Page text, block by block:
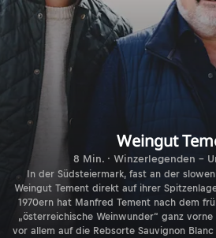
Weingut
8 Min. · Winzerlegenden -
In der Südsteiermark, fast an der
Weingut Tement direkt auf ihrer
1970ern hat Manfred Tement nach dem
„österreichische Weinwunder“ ganz
vor allem auf die Rebsorte Sauvignon